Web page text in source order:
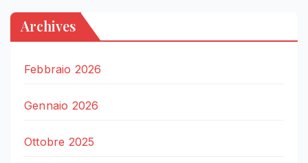
Archives
Febbraio 2026
Gennaio 2026
Ottobre 2025